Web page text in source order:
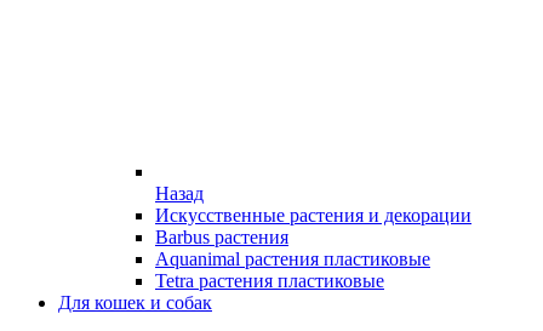
Назад
Искусственные растения и декорации
Barbus растения
Aquanimal растения пластиковые
Tetra растения пластиковые
Для кошек и собак